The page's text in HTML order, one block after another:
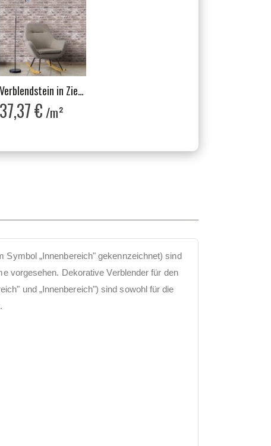
Verblendstein in Ziegeloptik, Innenbereich, Mehrfarbig, Imperial Essence
37,37 € /m²
Symbol „Innenbereich" gekennzeichnet) sind
vorgesehen. Dekorative Verblender für den
und „Innenbereich") sind sowohl für die